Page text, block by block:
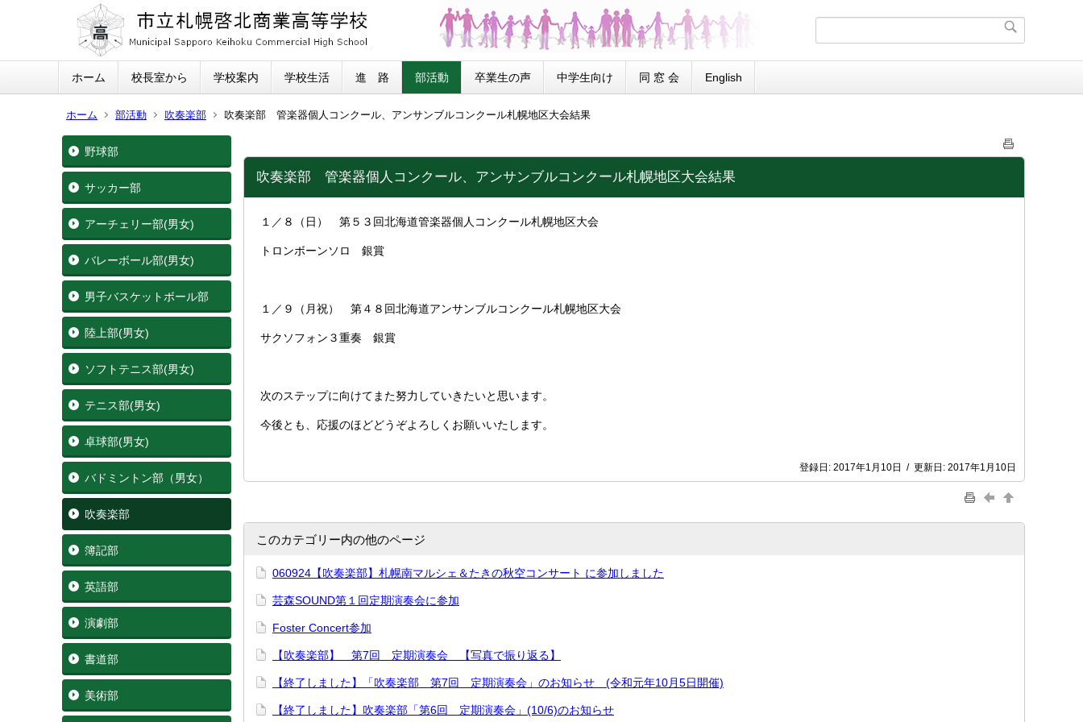
ホーム 校長室から 学校案内 学校生活 進 路 部活動 卒業生の声 中学生向け 同 窓 会 English
ホーム 部活動 吹奏楽部 吹奏楽部 管楽器個人コンクール、アンサンブルコンクール札幌地区大会結果
野球部
サッカー部
アーチェリー部(男女)
バレーボール部(男女)
男子バスケットボール部
陸上部(男女)
ソフトテニス部(男女)
テニス部(男女)
卓球部(男女)
バドミントン部（男女）
吹奏楽部
簿記部
英語部
演劇部
書道部
美術部
吹奏楽部 管楽器個人コンクール、アンサンブルコンクール札幌地区大会結果
１／８（日） 第５３回北海道管楽器個人コンクール札幌地区大会
トロンボーンソロ 銀賞
１／９（月祝） 第４８回北海道アンサンブルコンクール札幌地区大会
サクソフォン３重奏 銀賞
次のステップに向けてまた努力していきたいと思います。
今後とも、応援のほどどうぞよろしくお願いいたします。
登録日: 2017年1月10日 / 更新日: 2017年1月10日
このカテゴリー内の他のページ
060924【吹奏楽部】札幌南マルシェ＆たきの秋空コンサート に参加しました
芸森SOUND第１回定期演奏会に参加
Foster Concert参加
【吹奏楽部】 第7回 定期演奏会 【写真で振り返る】
【終了しました】「吹奏楽部 第7回 定期演奏会」のお知らせ (令和元年10月5日開催)
【終了しました】吹奏楽部「第6回 定期演奏会」(10/6)のお知らせ